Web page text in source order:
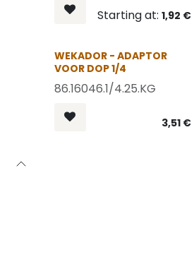
Starting at:1,92 €
OP = OP
WEKADOR - ADAPTOR
VOOR DOP 1/4
86.16046.1/4.25.KG
3,51 €